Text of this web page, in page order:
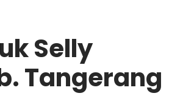
Selly
Tangerang